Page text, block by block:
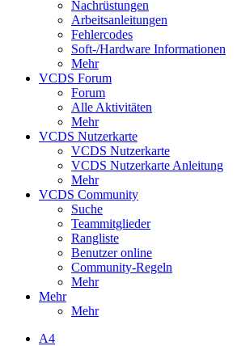
Nachrüstungen
Arbeitsanleitungen
Fehlercodes
Soft-/Hardware Informationen
Mehr
VCDS Forum
Forum
Alle Aktivitäten
Mehr
VCDS Nutzerkarte
VCDS Nutzerkarte
VCDS Nutzerkarte Anleitung
Mehr
VCDS Community
Suche
Teammitglieder
Rangliste
Benutzer online
Community-Regeln
Mehr
Mehr
Mehr
A4